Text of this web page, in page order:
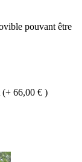
pouvant être
(+ 66,00 € )